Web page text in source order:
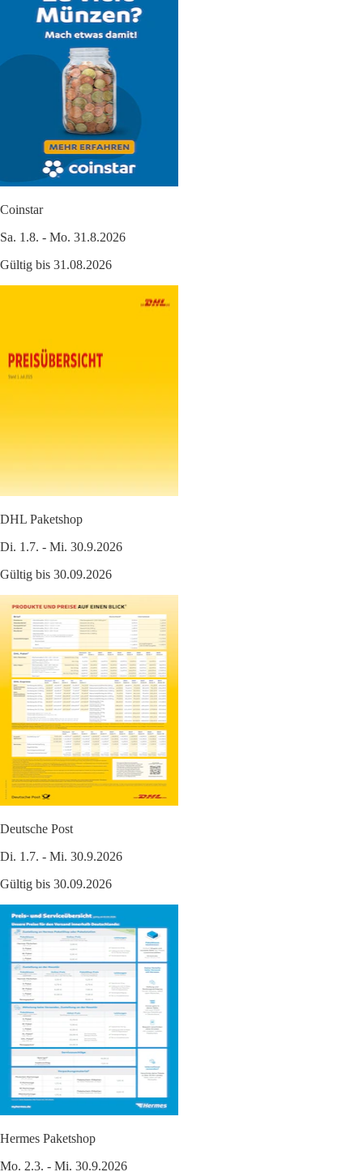
Coinstar
Sa. 1.8. - Mo. 31.8.2026
Gültig bis 31.08.2026
DHL Paketshop
Di. 1.7. - Mi. 30.9.2026
Gültig bis 30.09.2026
Deutsche Post
Di. 1.7. - Mi. 30.9.2026
Gültig bis 30.09.2026
Hermes Paketshop
Mo. 2.3. - Mi. 30.9.2026